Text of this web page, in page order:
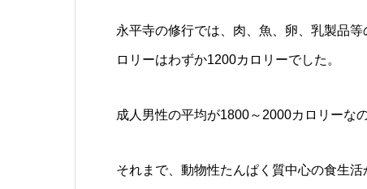
永平寺の修行では、肉、魚、卵、乳製品
ロリーはわずか1200カロリーでした。
成人男性の平均が1800～2000カロリーな
それまで、動物性たんぱく質中心の食生